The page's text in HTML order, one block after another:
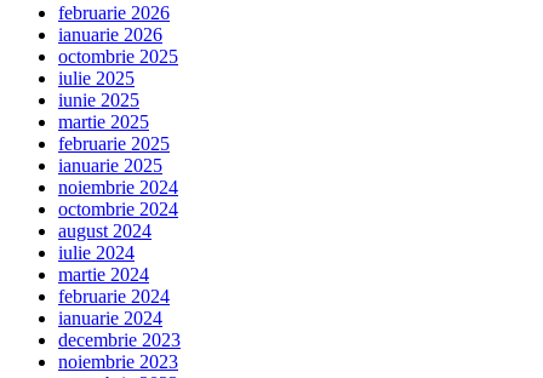
februarie 2026
ianuarie 2026
octombrie 2025
iulie 2025
iunie 2025
martie 2025
februarie 2025
ianuarie 2025
noiembrie 2024
octombrie 2024
august 2024
iulie 2024
martie 2024
februarie 2024
ianuarie 2024
decembrie 2023
noiembrie 2023